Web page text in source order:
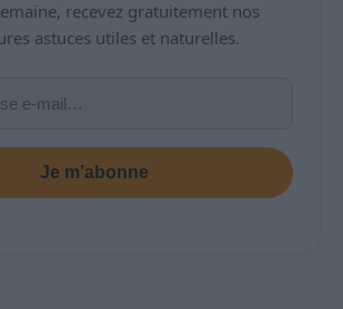
recevez gratuitement nos
astuces utiles et naturelles.
Je m’abonne